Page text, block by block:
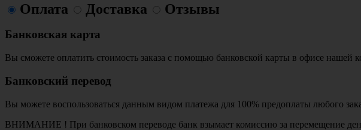
Оплата Доставка Отзывы
Банковская карта
Вы сможете оплатить стоимость заказа с помощью банковской карты в офисе нашей
Банковский перевод
Вы можете воспользоваться данным видом платежа для 100% предоплаты любого
ВНИМАНИЕ ! При банковском переводе банк взымает комиссию за перемещение